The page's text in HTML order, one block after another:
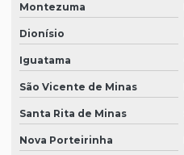
Montezuma
Dionísio
Iguatama
São Vicente de Minas
Santa Rita de Minas
Nova Porteirinha